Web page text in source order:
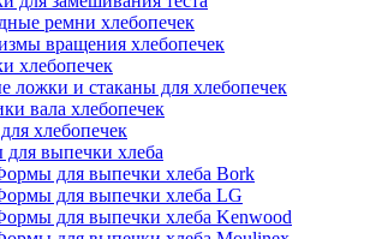
ремни хлебопечек
вращения хлебопечек
хлебопечек
ложки и стаканы для хлебопечек
вала хлебопечек
хлебопечек
выпечки хлеба
для выпечки хлеба Bork
для выпечки хлеба LG
для выпечки хлеба Kenwood